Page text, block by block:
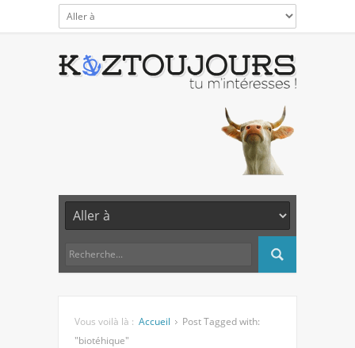
Vous voilà là : Accueil
Post Tagged with:
"biotéhique"